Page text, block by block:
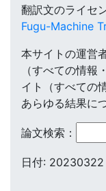
翻訳文のライセ
Fugu-Machine
本サイトの運営
（すべての情
イト（すべての
あらゆる結果に
論文検索：
日付: 20230322